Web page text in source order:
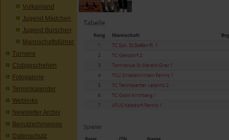
Vulkanland
Jugend Mädchen
Jugend Burschen
Mannschaftsführer
Turniere
Clubgeschehen
Fotogalerie
Terminkalender
Weblinks
Newsletter Archiv
Benutzerhinweise
Datenschutz